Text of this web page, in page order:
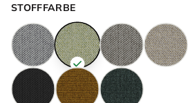
STOFFFARBE